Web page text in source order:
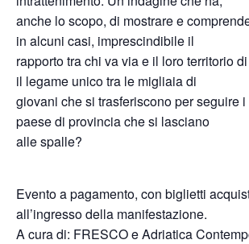
anche lo scopo, di mostrare e
in alcuni casi, imprescindibile il
rapporto tra chi va via e il loro territorio
il legame unico tra le migliaia di
giovani che si trasferiscono per seguire
paese di provincia che si lasciano
alle spalle?
Evento a pagamento, con biglietti
all’ingresso della manifestazione.
A cura di: FRESCO e Adriatica